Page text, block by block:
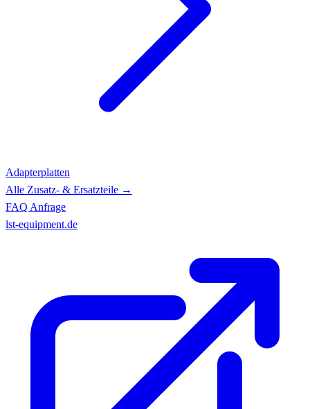
Adapterplatten
Alle Zusatz- & Ersatzteile →
FAQ Anfrage
lst-equipment.de